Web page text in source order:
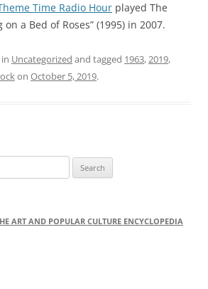
Time Radio Hour played The
on a Bed of Roses” (1995) in 2007.
Uncategorized and tagged 1963,2019,
on October 5, 2019.
ART AND POPULAR CULTURE ENCYCLOPEDIA